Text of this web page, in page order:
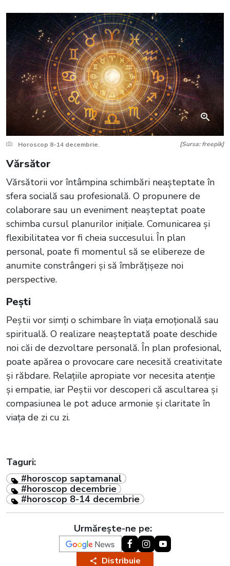
Horoscop 8-14 decembrie. [Sursa: freepik]
Vărsător
Vărsătorii vor întâmpina schimbări neașteptate în
sfera socială sau profesională. O propunere de
colaborare sau un eveniment neașteptat poate
schimba cursul planurilor inițiale. Comunicarea și
flexibilitatea vor fi cheia succesului. În plan
personal, poate fi momentul să se elibereze de
anumite constrângeri și să îmbrățișeze noi
perspective.
Pești
Peștii vor simți o schimbare în viața emoțională sau
spirituală. O realizare neașteptată poate deschide
noi căi de dezvoltare personală. În plan profesional,
poate apărea o provocare care necesită creativitate
și răbdare. Relațiile apropiate vor necesita atenție
și empatie, iar Peștii vor descoperi că ascultarea și
compasiunea le pot aduce armonie și claritate în
viața de zi cu zi.
Taguri:
#horoscop saptamanal
#horoscop decembrie
#horoscop 8-14 decembrie
Urmărește-ne pe:
Distribuie